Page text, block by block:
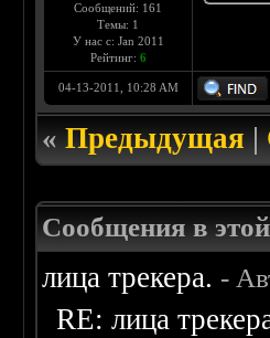
Сообщений: 161
Темы: 1
У нас с: Jan 2011
Рейтинг: 6
04-13-2011, 10:28 AM
«Предыдущая|
Сообщения в
лица трекера. -
RE: лица